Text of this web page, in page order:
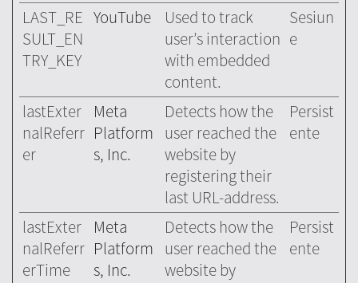
LAST_RE
SULT_EN
TRY_KEY
YouTube
Used to track
user’s interaction
with embedded
content.
Sesiun
e
lastExter
nalReferr
er
Meta
Platform
s, Inc.
Detects how the
user reached the
website by
registering their
last URL-address.
Persist
ente
lastExter
nalReferr
erTime
Meta
Platform
s, Inc.
Detects how the
user reached the
website by
Persist
ente